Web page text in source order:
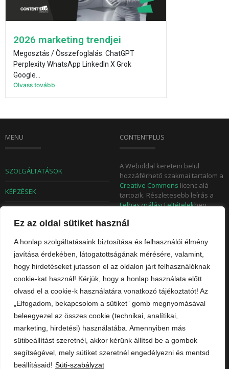
Ez az oldal sütiket használ
A honlap szolgáltatásaink biztosítása és felhasználói élmény
javítása érdekében, látogatottságának mérésére, valamint,
hogy hirdetéseket jutasson el az oldalon járt felhasználóknak
cookie-kat használ! Kérjük, hogy a honlap használata előtt
olvasd el a cookie-k használatára vonatkozó tájékoztatót! Az
„Elfogadom, bekapcsolom a sütiket” gomb megnyomásával
beleegyezel az összes cookie (technikai, analítikai,
marketing, hirdetési) használatába. Amennyiben más
sütibeállítást szeretnél, akkor kérünk állítsd be a gombok
segítségével, mely sütiket szeretnél engedélyezni és mentsd
beállításaid! Süti-szabályzat
2026 marketing trendjei
Megosztás / Összefoglalás: ChatGPT
Perplexity WhatsApp LinkedIn X Grok
Google...
Olvass tovább
MENU
SZOLGÁLTATÁSOK
KÉPZÉSEK
RÓLUNK
KAPCSOLAT
ADATKEZELÉSI GYIK
CONTENTPLUS
A Weboldal keretein belül
hozzáférhető szakmai tartalom a
Creative Commons licenc alá
tartozik. Részletesebb leírás a
Felhasználási Feltételekben
megjelent tartalmak egészében
megkülönböztetéssel
használhatók. A Felhasználó
weboldalán történő megjelenés
rövid kivonattal vagy az első
néhány bekezdés átvételével, és
a teljes posztra történő
hivatkozással is lehetséges. Az
Adatkezelési Tájékoztató
érhető el.